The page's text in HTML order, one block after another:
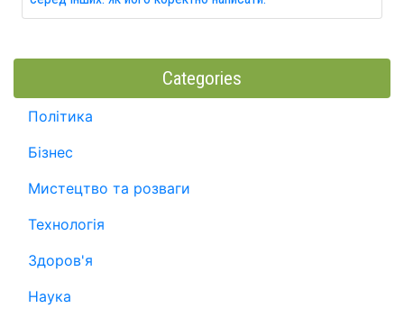
Categories
Політика
Бізнес
Мистецтво та розваги
Технологія
Здоров'я
Наука